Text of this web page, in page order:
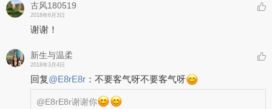
古风180519
2018年6月3日
谢谢！
新生与温柔
2018年3月4日
回复@E8rE8r ： 不要客气呀不要客气呀
@E8rE8r谢谢你